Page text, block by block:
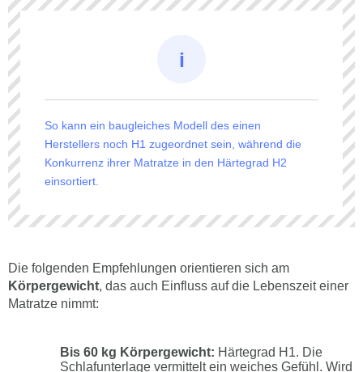
So kann ein baugleiches Modell des einen
Herstellers noch H1 zugeordnet sein, während die
Konkurrenz ihrer Matratze in den Härtegrad H2
einsortiert.
Die folgenden Empfehlungen orientieren sich am
Körpergewicht, das auch Einfluss auf die Lebenszeit einer
Matratze nimmt:
Bis 60 kg Körpergewicht: Härtegrad H1. Die
Schlafunterlage vermittelt ein weiches Gefühl. Wird